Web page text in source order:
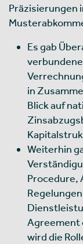
Präzisierungen
Es gab
in
Blick auf
Weiterhin
Procedure,
Agreement
wird die